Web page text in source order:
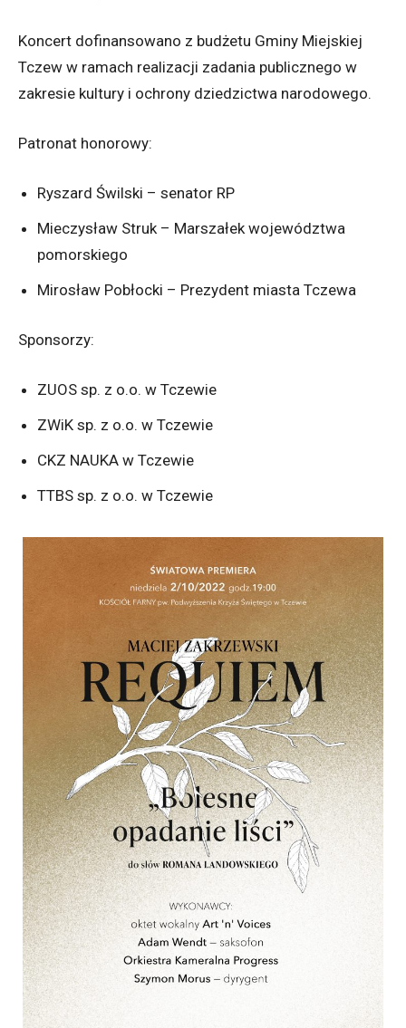
Koncert dofinansowano z budżetu Gminy Miejskiej
Tczew w ramach realizacji zadania publicznego w
zakresie kultury i ochrony dziedzictwa narodowego.
Patronat honorowy:
Ryszard Świlski – senator RP
Mieczysław Struk – Marszałek województwa
pomorskiego
Mirosław Pobłocki – Prezydent miasta Tczewa
Sponsorzy:
ZUOS sp. z o.o. w Tczewie
ZWiK sp. z o.o. w Tczewie
CKZ NAUKA w Tczewie
TTBS sp. z o.o. w Tczewie